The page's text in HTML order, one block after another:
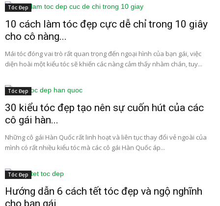
Tóc Đẹp
10 cách làm tóc đẹp cực dễ chỉ trong 10 giây
cho cô nàng...
Mái tóc đóng vai trò rất quan trọng đến ngoại hình của bạn gái, việc
diện hoài một kiểu tóc sẽ khiến các nàng cảm thấy nhàm chán, tuy...
Tóc Đẹp
30 kiểu tóc đẹp tạo nên sự cuốn hút của các
cô gái hàn...
Những cô gái Hàn Quốc rất linh hoạt và liên tục thay đổi vẻ ngoài của
mình có rất nhiều kiểu tóc mà các cô gái Hàn Quốc áp...
Tóc Đẹp
Hướng dẫn 6 cách tết tóc đẹp và ngộ nghĩnh
cho bạn gái